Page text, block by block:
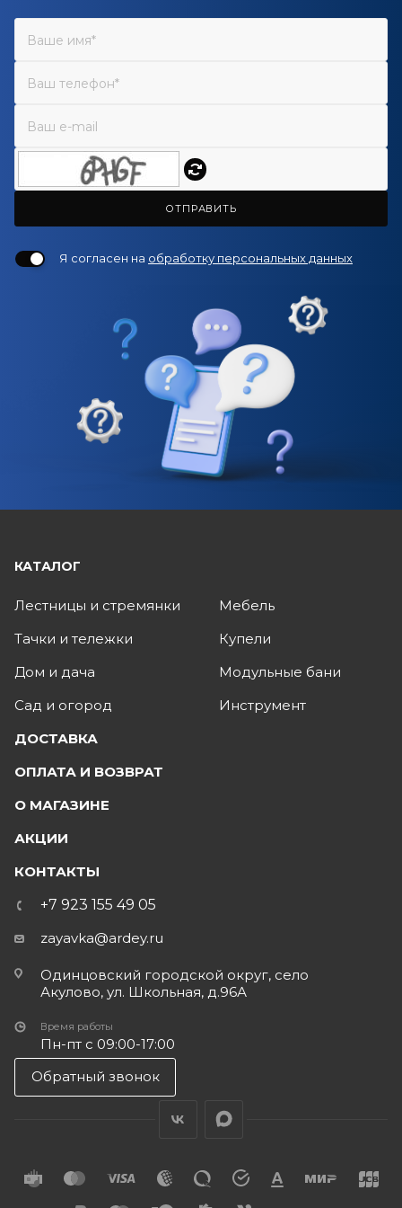
ОТПРАВИТЬ
Я согласен на обработку персональных данных
КАТАЛОГ
Лестницы и стремянки
Тачки и тележки
Дом и дача
Сад и огород
Мебель
Купели
Модульные бани
Инструмент
ДОСТАВКА
ОПЛАТА И ВОЗВРАТ
О МАГАЗИНЕ
АКЦИИ
КОНТАКТЫ
+7 923 155 49 05
zayavka@ardey.ru
Одинцовский городской округ, село
Акулово, ул. Школьная, д.96А
Время работы
Пн-пт с 09:00-17:00
Обратный звонок